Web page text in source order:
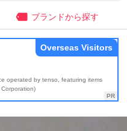
ブランドから探す
operated by tenso, featuring items
Overseas Visitors